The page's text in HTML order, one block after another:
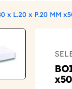
x L.20 x P.20 MM
x50